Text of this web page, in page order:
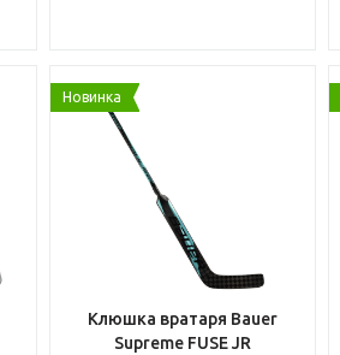
Новинка
Клюшка вратаря Bauer
Supreme FUSE JR